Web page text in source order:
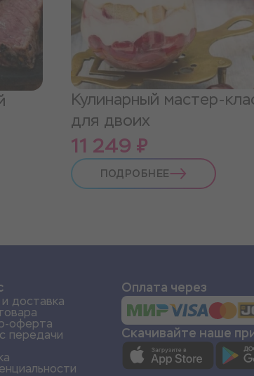
Кулинарный мастер-
для двоих
11 249 ₽
ПОДРОБНЕЕ
доставка
оферта
передачи
Оплата через
Скачивайте наше